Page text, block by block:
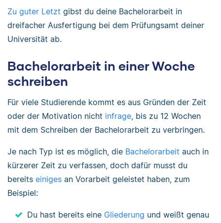
Zu guter Letzt gibst du deine Bachelorarbeit in
dreifacher Ausfertigung bei dem Prüfungsamt deiner
Universität ab.
Bachelorarbeit in einer Woche
schreiben
Für viele Studierende kommt es aus Gründen der Zeit
oder der Motivation nicht infrage, bis zu 12 Wochen
mit dem Schreiben der Bachelorarbeit zu verbringen.
Je nach Typ ist es möglich, die Bachelorarbeit auch in
kürzerer Zeit zu verfassen, doch dafür musst du
bereits einiges an Vorarbeit geleistet haben, zum
Beispiel:
Du hast bereits eine Gliederung und weißt genau